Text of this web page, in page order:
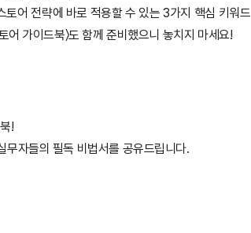
토어 전략에 바로 적용할 수 있는 3가지 핵심 키워드
가이드북〉도 함께 준비했으니 놓치지 마세요!
!
자들의 필독 비법서를 공유드립니다.